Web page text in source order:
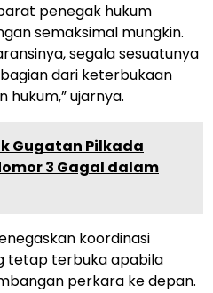
penegak hukum
semaksimal mungkin.
segala sesuatunya
dari keterbukaan
ujarnya.
Gugatan Pilkada
3 Gagal dalam
koordinasi
tetap terbuka apabila
perkara ke depan.